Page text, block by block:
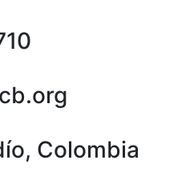
Colombia